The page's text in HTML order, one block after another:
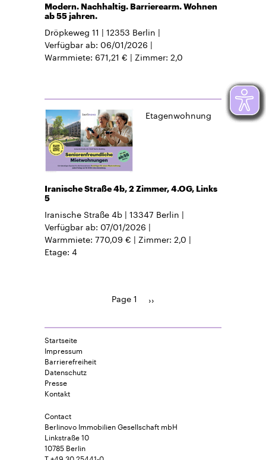
Modern. Nachhaltig. Barrierearm. Wohnen
ab 55 jahren.
Dröpkeweg 11 12353 Berlin
Verfügbar ab 06/01/2026
Warmmiete 671,21 € Zimmer 2,0
Etagenwohnung
Iranische Straße 4b, 2 Zimmer, 4.OG, Links
5
Iranische Straße 4b 13347 Berlin
Verfügbar ab 07/01/2026
Warmmiete 770,09 € Zimmer 2,0
Etage 4
Pagination
Page 1 Next
››
Startseite
Impressum
Barrierefreiheit
Datenschutz
Presse
Kontakt
Contact
Berlinovo Immobilien Gesellschaft mbH
Linkstraße 10
10785 Berlin